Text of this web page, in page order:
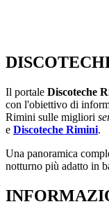
Il portale Discoteche
con l'obiettivo di
Rimini sulle migliori
e Discoteche Rimini.
Una panoramica
notturno più adatto in